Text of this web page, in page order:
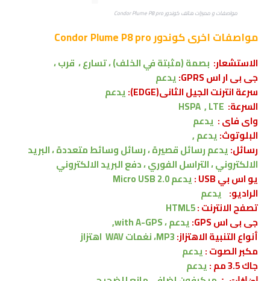
مواصفات و مميزات هاتف كوندور Condor Plume P8 pro
مواصفات اخرىكوندور Condor Plume P8 pro
الاستشعار: بصمة (مثبتة في الخلف) ، تسارع ، قرب ،
جى بى ار اس GPRS:
يدعم
سرعة انترنت الجيل الثانى(EDGE):
يدعم
السرعة: HSPA , LTE
واى فاى : يدعم
البلوتوث:يدعم ,
رسائل:يدعمرسائل قصيرة ، رسائل وسائط متعددة ، البريد
الالكتروني ، التراسل الفوري ، دفع البريد الالكتروني
يو اس بي USB :
يدعمMicro USB 2.0
الراديو: يدعم
تصفح الانترنت :HTML5
جى بى اس GPS:
يدعم ،with A-GPS,
أنواع التنبية الاهتزاز:
اهتزاز
مكبر الصوت :يدعم
جاك 3.5 مم :
يدعم